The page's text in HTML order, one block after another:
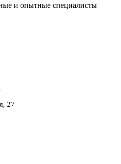
и опытные специалисты
27